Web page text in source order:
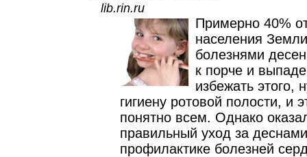
lib.rin.ru
Примерно 40%
населения
болезнями
к порче и
избежать этого,
гигиену ротовой полости, и
понятно всем. Однако
правильный уход за
профилактике болезней